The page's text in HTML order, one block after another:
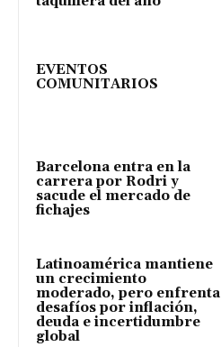
EVENTOS
COMUNITARIOS
Barcelona entra en la
carrera por Rodri y
sacude el mercado de
fichajes
Latinoamérica mantiene
un crecimiento
moderado, pero enfrenta
desafíos por inflación,
deuda e incertidumbre
global